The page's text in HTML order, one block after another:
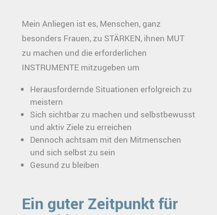
Mein Anliegen ist es, Menschen, ganz
besonders Frauen, zu STÄRKEN, ihnen MUT
zu machen und die erforderlichen
INSTRUMENTE mitzugeben um
Herausfordernde Situationen erfolgreich zu
meistern
Sich sichtbar zu machen und selbstbewusst
und aktiv Ziele zu erreichen
Dennoch achtsam mit den Mitmenschen
und sich selbst zu sein
Gesund zu bleiben
Ein guter Zeitpunkt für